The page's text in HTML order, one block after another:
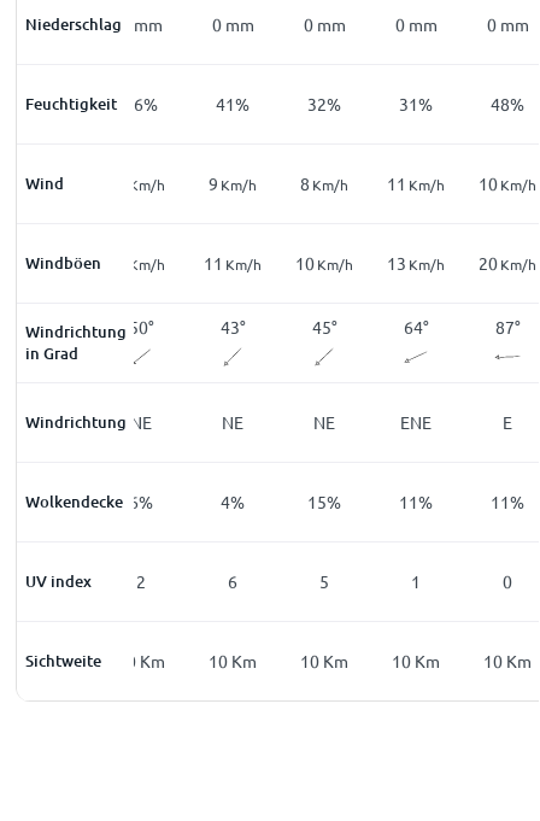
Niederschlag
0 mm 0 mm 0 mm 0 mm 0 mm 0 mm
Feuchtigkeit
75% 56% 41% 32% 31% 48%
Wind
2Km/h Km/h 9 Km/h 8 Km/h 11 Km/h 10Km/h
Windböen
5Km/h Km/h 11 Km/h 10Km/h 13 Km/h 20Km/h
Windrichtung
in Grad
32° 50° 43° 45° 64° 87°
Windrichtung
NNE NE NE NE ENE E
Wolkendecke
9% 6% 4% 15% 11% 11%
UV index
0 2 6 5 1 0
Sichtweite
10Km 10 Km 10 Km 10 Km 10 Km 10 Km